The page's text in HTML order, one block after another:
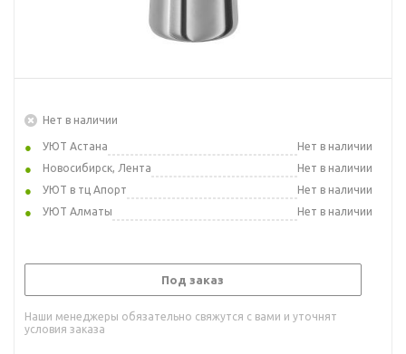
Нет в наличии
УЮТ Астана
Нет в наличии
Новосибирск, Лента
Нет в наличии
УЮТ в тц Апорт
Нет в наличии
УЮТ Алматы
Нет в наличии
Под заказ
Наши менеджеры обязательно свяжутся с вами и уточнят
условия заказа